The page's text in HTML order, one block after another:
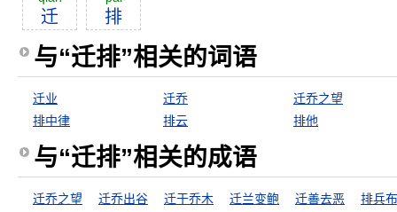
迁 排
与“迁排”相关的词语
迁业 迁乔
迁乔之望
排中律
排云 排他
与“迁排”相关的成语
迁乔之望 迁乔出谷 迁于乔木 迁兰变鲍 迁善去恶 排兵